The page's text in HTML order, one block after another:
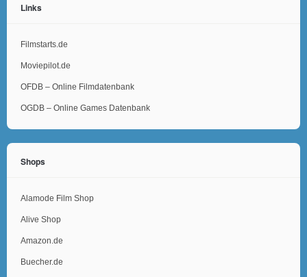
Links
Filmstarts.de
Moviepilot.de
OFDB – Online Filmdatenbank
OGDB – Online Games Datenbank
Shops
Alamode Film Shop
Alive Shop
Amazon.de
Buecher.de